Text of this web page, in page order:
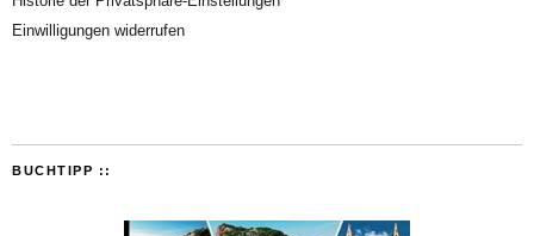
Einwilligungen widerrufen
BUCHTIPP ::